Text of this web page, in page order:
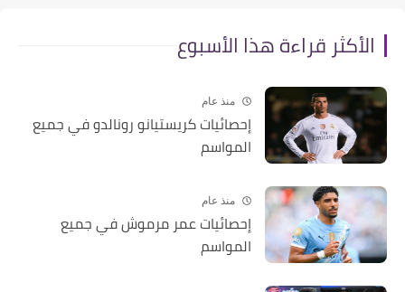
الأكثر قراءة هذا الأسبوع
منذ عام
إحصائيات كريستيانو رونالدو في جميع
المواسم
منذ عام
إحصائيات عمر مرموش في جميع
المواسم